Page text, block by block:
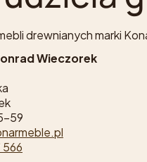
drewnianych marki
Wieczorek
59